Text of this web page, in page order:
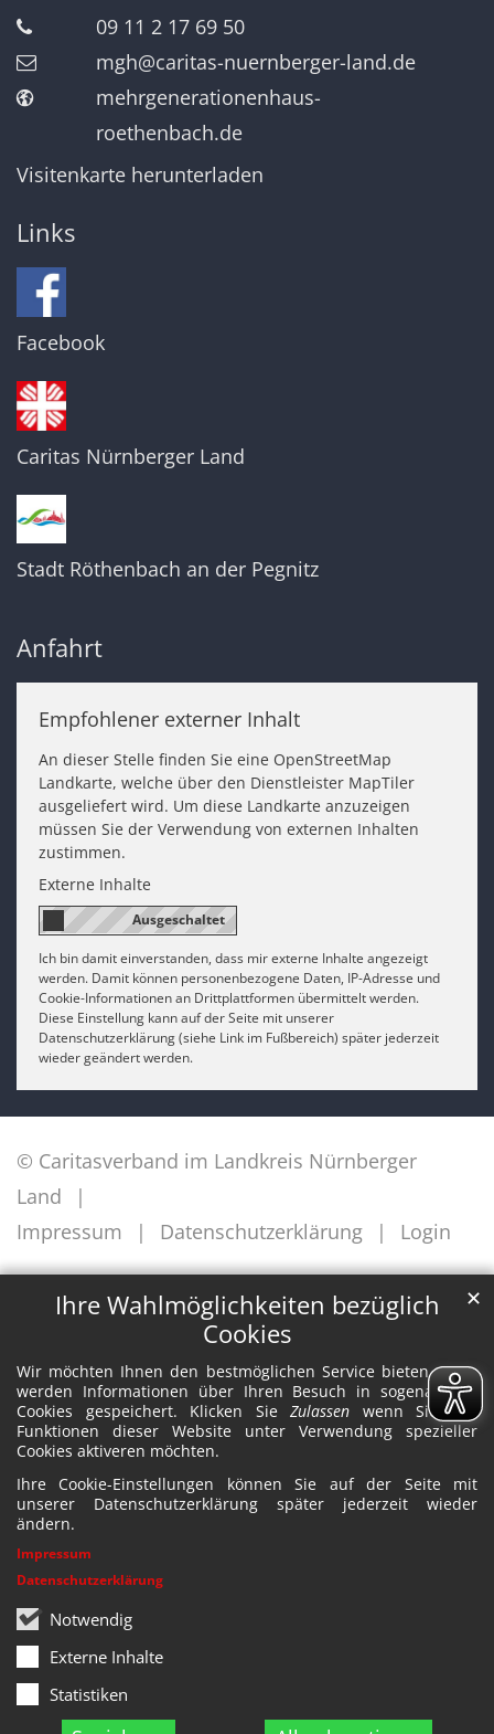
Ihre Wahlmöglichkeiten bezüglich
Cookies
Wir möchten Ihnen den bestmöglichen Service bieten. Dazu
werden Informationen über Ihren Besuch in sogenannten
Cookies gespeichert. Klicken SieZulassen wenn Sie alle
Funktionen dieser Website unter Verwendung spezieller
Cookies aktiveren möchten.
Ihre Cookie-Einstellungen können Sie auf der Seite mit
unserer Datenschutzerklärung später jederzeit wieder
ändern.
Notwendig
Externe Inhalte
Statistiken
✕
Impressum
Datenschutzerklärung
09 11 2 17 69 50
mgh@caritas-nuernberger-land.de
mehrgenerationenhaus-
roethenbach.de
Visitenkarte herunterladen
Links
Facebook
Caritas Nürnberger Land
Stadt Röthenbach an der Pegnitz
Anfahrt
Empfohlener externer Inhalt
An dieser Stelle finden Sie eine OpenStreetMap
Landkarte, welche über den Dienstleister MapTiler
ausgeliefert wird. Um diese Landkarte anzuzeigen
müssen Sie der Verwendung von externen Inhalten
zustimmen.
Externe Inhalte
Ich bin damit einverstanden, dass mir externe Inhalte angezeigt
werden. Damit können personenbezogene Daten, IP-Adresse und
Cookie-Informationen an Drittplattformen übermittelt werden.
Diese Einstellung kann auf der Seite mit unserer
Datenschutzerklärung (siehe Link im Fußbereich) später jederzeit
wieder geändert werden.
© Caritasverband im Landkreis Nürnberger
Land
Impressum
Datenschutzerklärung Login